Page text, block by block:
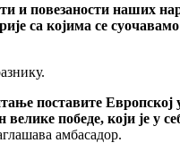
и повезаности наших
са којима се
поставите
победе, који је
амбасадор.